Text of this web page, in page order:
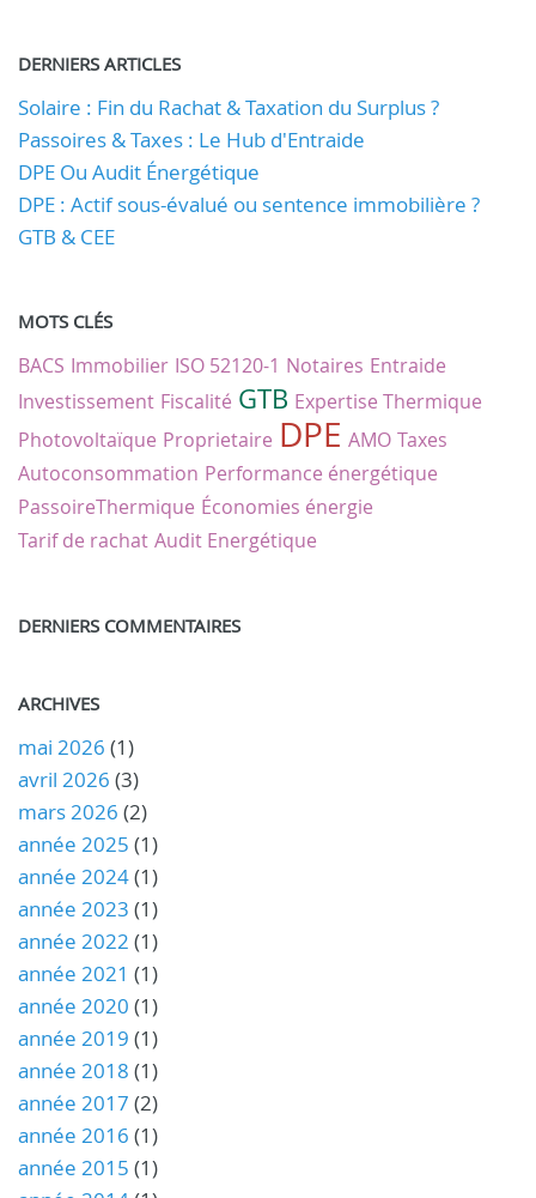
DERNIERS ARTICLES
Solaire : Fin du Rachat & Taxation du Surplus ?
Passoires & Taxes : Le Hub d'Entraide
DPE Ou Audit Énergétique
DPE : Actif sous-évalué ou sentence immobilière ?
GTB & CEE
MOTS CLÉS
BACS Immobilier ISO 52120-1 Notaires Entraide
Investissement Fiscalité GTB Expertise Thermique
Photovoltaïque Proprietaire DPE AMO Taxes
Autoconsommation Performance énergétique
PassoireThermique Économies énergie
Tarif de rachat Audit Energétique
DERNIERS COMMENTAIRES
ARCHIVES
mai 2026 (1)
avril 2026 (3)
mars 2026 (2)
année 2025 (1)
année 2024(1)
année 2023 (1)
année 2022 (1)
année 2021 (1)
année 2020 (1)
année 2019 (1)
année 2018 (1)
année 2017 (2)
année 2016 (1)
année 2015 (1)